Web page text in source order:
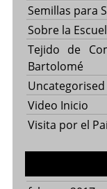
Semillas para
Sobre la
Tejido de
Bartolomé
Uncategorised
Video Inicio
Visita por el